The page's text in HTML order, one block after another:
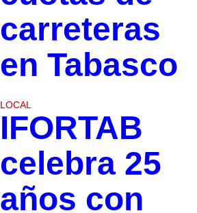
carreteras
en Tabasco
LOCAL
IFORTAB
celebra 25
años con